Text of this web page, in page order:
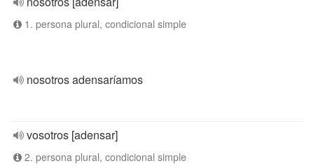
1. persona plural, condicional simple
nosotros adensaríamos
vosotros [adensar]
2. persona plural, condicional simple